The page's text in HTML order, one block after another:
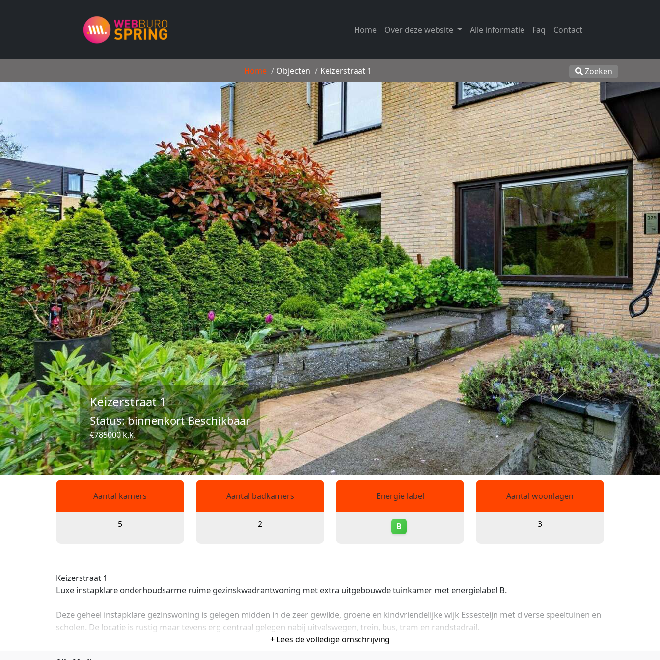
Home Over deze website Alle informatie Faq Contact
Home / Objecten / Keizerstraat 1 Zoeken
Keizerstraat 1
Status: binnenkort Beschikbaar
€785000 k.k.
Aantal kamers
5
Aantal badkamers
2
Energie label
B
Aantal woonlagen
3
Keizerstraat 1
Luxe instapklare onderhoudsarme ruime gezinskwadrantwoning met extra uitgebouwde tuinkamer met energielabel B.
Deze geheel instapklare gezinswoning is gelegen midden in de zeer gewilde, groene en kindvriendelijke wijk Essesteijn met diverse speeltuinen en
scholen. De locatie is rustig maar tevens erg centraal gelegen nabij uitvalswegen, trein, bus, tram en randstadrail.
+ Lees de volledige omschrijving